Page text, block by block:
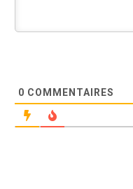
0 COMMENTAIRES